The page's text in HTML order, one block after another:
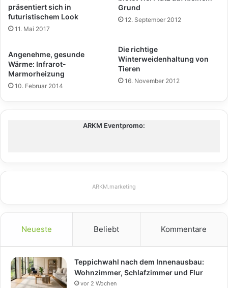
präsentiert sich in
futuristischem Look
11. Mai 2017
Grund
12. September 2012
Angenehme, gesunde
Wärme: Infrarot-
Marmorheizung
10. Februar 2014
Die richtige
Winterweidenhaltung von
Tieren
16. November 2012
ARKM Eventpromo:
ARKM.marketing
Neueste Beliebt Kommentare
Teppichwahl nach dem Innenausbau:
Wohnzimmer, Schlafzimmer und Flur
vor 2 Wochen